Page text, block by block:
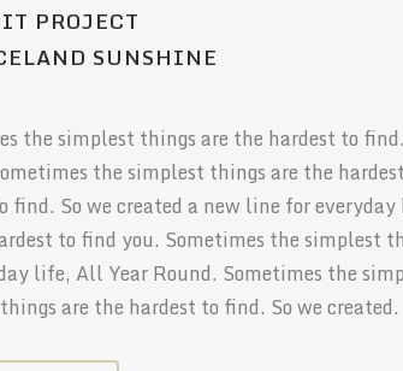
PROJECT
SUNSHINE
the simplest things are the hardest to
the simplest things are the
find. So we created a new line for
to find you. Sometimes the simplest
life, All Year Round. Sometimes the
are the hardest to find. So we created.